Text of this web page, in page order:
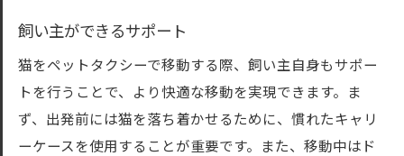
飼い主ができるサポート
猫をペットタクシーで移動する際、飼い主自身もサポー
トを行うことで、より快適な移動を実現できます。ま
ず、出発前には猫を落ち着かせるために、慣れたキャリ
ーケースを使用することが重要です。また、移動中はド